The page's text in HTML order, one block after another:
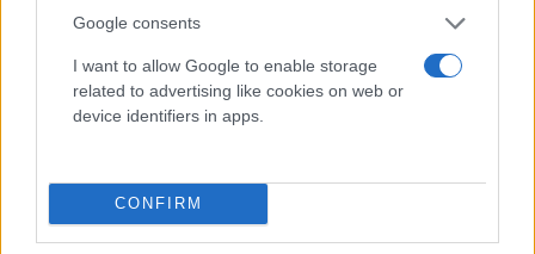
Google consents
I want to allow Google to enable storage
related to advertising like cookies on web or
device identifiers in apps.
CONFIRM
Ο Νίκος Καργιώτης είπε πως όταν είδε το βίντεο
της δολοφονίας του Αντώνη τα έχασε. «Αδερφέ, και
εγώ πονάω» είπε, φανερά συγκινημένος.